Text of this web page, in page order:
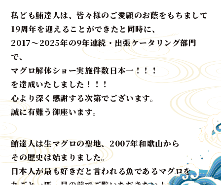
私ども鮪達人は、皆々様のご愛顧のお蔭をもちまして
19周年を迎えることができたと同時に、
2017〜2025年の9年連続・出張ケータリング部門
で、
マグロ解体ショー実施件数日本一！！！
を達成いたしました！！！
心より深く感謝する次第でございます。
誠に有難う御座います。
鮪達人は生マグロの聖地、2007年和歌山から
その歴史は始まりました。
日本人が最も好きだと言われる魚であるマグロを